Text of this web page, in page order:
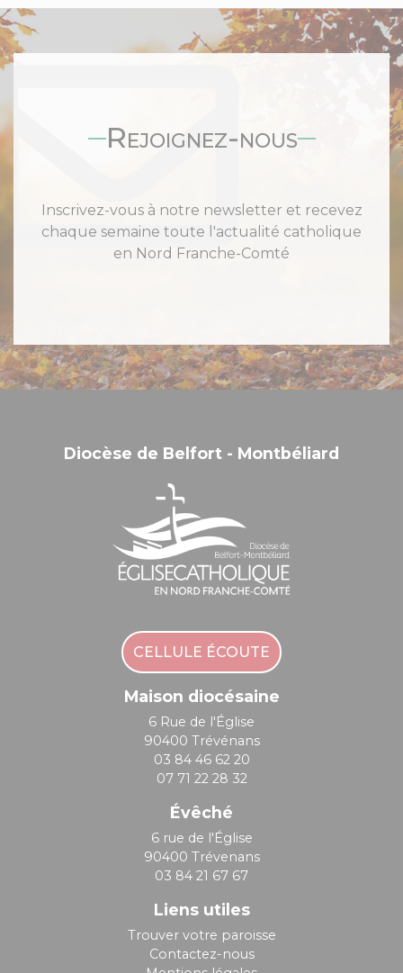
Rejoignez-nous
Inscrivez-vous à notre newsletter et recevez
chaque semaine toute l'actualité catholique
en Nord Franche-Comté
Diocèse de Belfort - Montbéliard
CELLULE ÉCOUTE
Maison diocésaine
6 Rue de l'Église
90400 Trévénans
03 84 46 62 20
07 71 22 28 32
Évêché
6 rue de l'Église
90400 Trévenans
03 84 21 67 67
Liens utiles
Trouver votre paroisse
Contactez-nous